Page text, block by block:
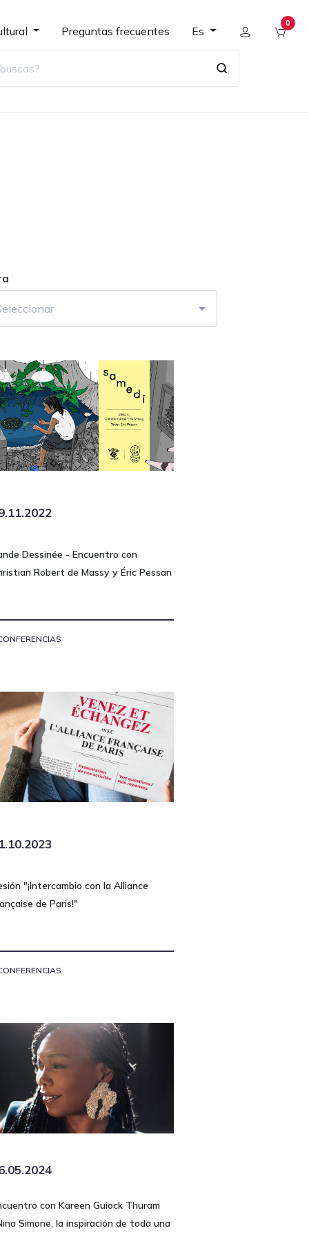
Preguntas frecuentes Es
0
Dessinée - Encuentro con
Robert de Massy y Éric Pessan
"¡Intercambio con la Alliance
de Paris!"
con Kareen Guiock Thuram
Simone, la inspiración de toda una